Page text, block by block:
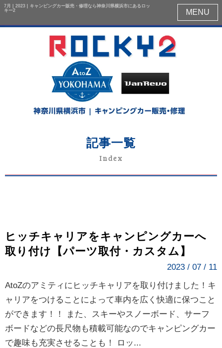
7月 | 2023 | キャンピングカー販売・修理なら神奈川県横浜市にあるロッ
キー2
MENU
記事一覧
Index
ヒッチキャリアをキャンピングカーへ
取り付け【パーツ取付・カスタム】
2023 / 07 / 11
AtoZのアミティにヒッチキャリアを取り付けました！キ
ャリアをつけることによって車内を広く快適に保つこと
ができます！！ また、スキーやスノーボード、サーフ
ボードなどの長尺物も積載可能なのでキャンピングカー
で趣味も充実させることも！ ロッ...